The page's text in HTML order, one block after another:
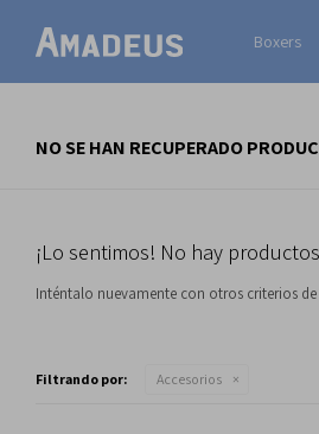
Boxers
NO SE HAN RECUPERADO
¡Lo sentimos! No hay
Inténtalo nuevamente con otros criterios
Filtrando por: Accesorios